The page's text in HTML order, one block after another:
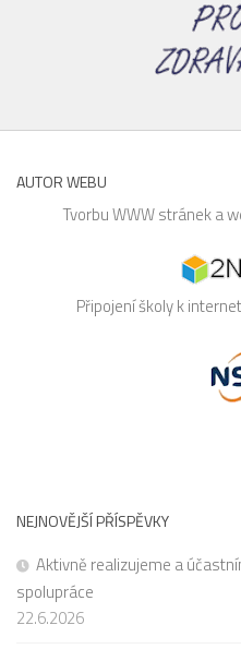
AUTOR WEBU
Tvorbu WWW stránek a
Připojení školy k
NEJNOVĚJŠÍ PŘÍSPĚVKY
Aktivně realizujeme a
spolupráce
22.6.2026